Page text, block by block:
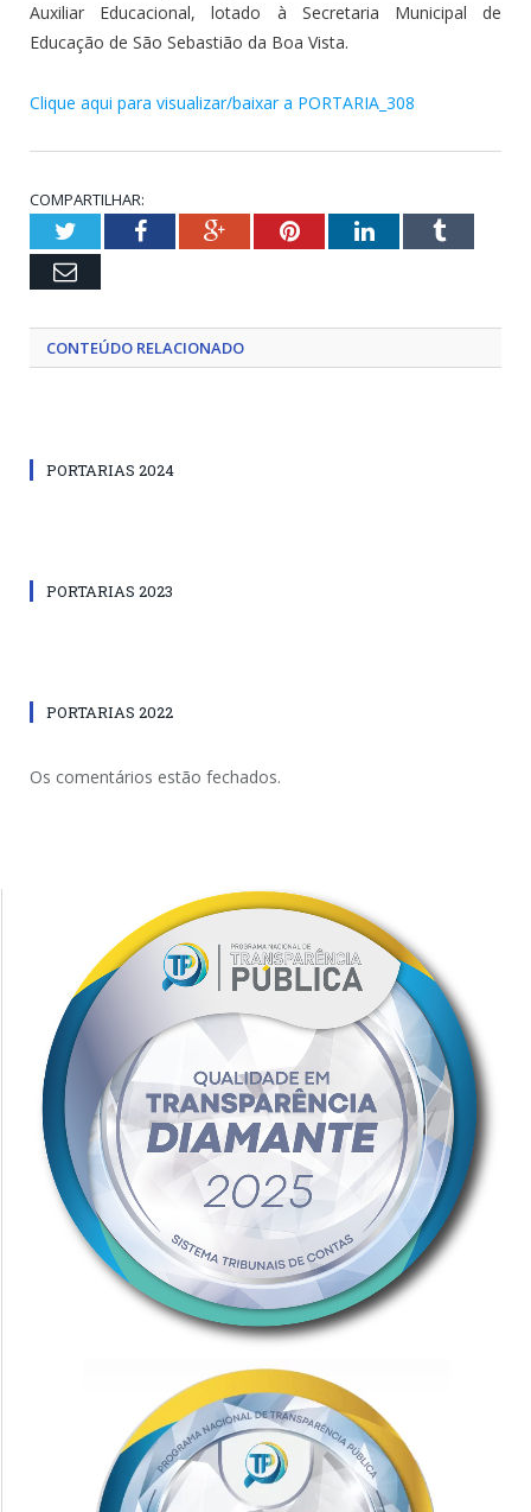
Auxiliar Educacional, lotado à Secretaria Municipal de
Educação de São Sebastião da Boa Vista.
Clique aqui para visualizar/baixar a PORTARIA_308
COMPARTILHAR:
TwitterFacebookGoogle+PinterestLinkedInTumblr
Email
CONTEÚDO RELACIONADO
PORTARIAS 2024
PORTARIAS 2023
PORTARIAS 2022
Os comentários estão fechados.